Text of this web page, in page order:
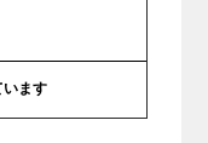
います